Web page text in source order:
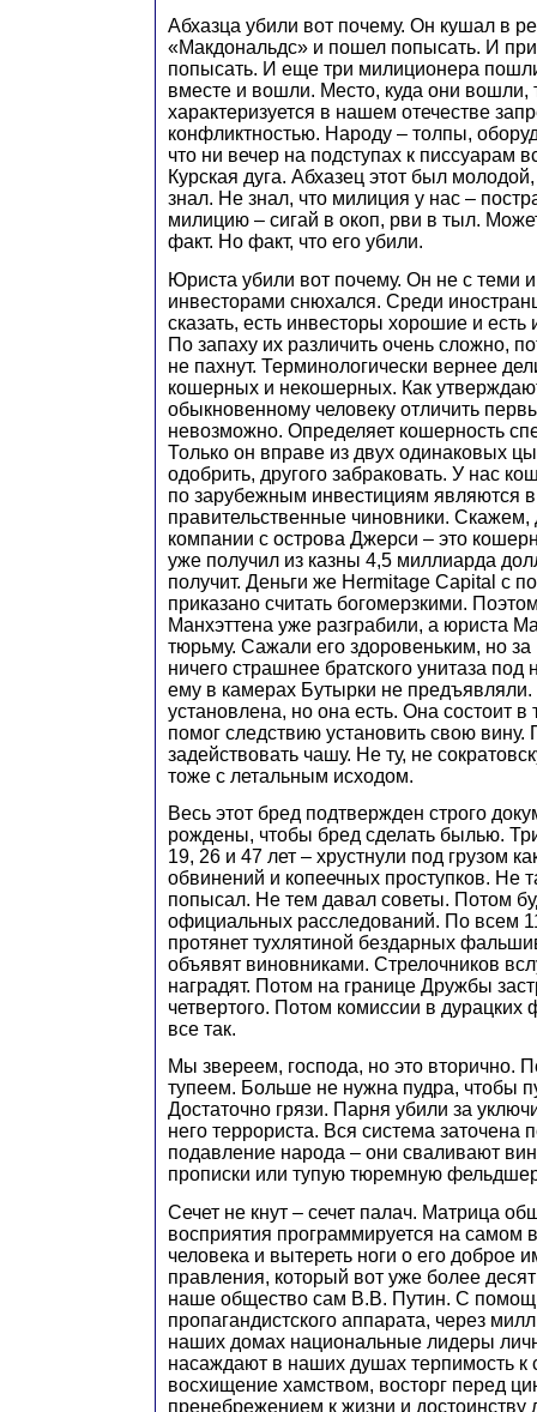
Абхазца убили вот почему. Он кушал в
«Макдональдс» и пошел попысать. И
попысать. И еще три милиционера
вместе и вошли. Место, куда они вошли,
характеризуется в нашем отечестве
конфликтностью. Народу – толпы,
что ни вечер на подступах к писсуарам
Курская дуга. Абхазец этот был
знал. Не знал, что милиция у нас –
милицию – сигай в окоп, рви в тыл.
факт. Но факт, что его убили.
Юриста убили вот почему. Он не с теми
инвесторами снюхался. Среди
сказать, есть инвесторы хорошие и
По запаху их различить очень сложно,
не пахнут. Терминологически вернее
кошерных и некошерных. Как
обыкновенному человеку отличить
невозможно. Определяет кошерность
Только он вправе из двух одинаковых
одобрить, другого забраковать. У нас
по зарубежным инвестициям являются
правительственные чиновники. Скажем,
компании с острова Джерси – это
уже получил из казны 4,5 миллиарда
получит. Деньги же Hermitage Capital с
приказано считать богомерзкими.
Манхэттена уже разграбили, а юриста
тюрьму. Сажали его здоровеньким, но за
ничего страшнее братского унитаза
ему в камерах Бутырки не
установлена, но она есть. Она состоит в
помог следствию установить свою
задействовать чашу. Не ту, не
тоже с летальным исходом.
Весь этот бред подтвержден строго
рождены, чтобы бред сделать былью.
19, 26 и 47 лет – хрустнули под грузом
обвинений и копеечных проступков. Не
попысал. Не тем давал советы. Потом
официальных расследований. По всем
протянет тухлятиной бездарных
объявят виновниками. Стрелочников
наградят. Потом на границе Дружбы
четвертого. Потом комиссии в дурацких
все так.
Мы звереем, господа, но это вторично.
тупеем. Больше не нужна пудра, чтобы
Достаточно грязи. Парня убили за
него террориста. Вся система заточена
подавление народа – они сваливают
прописки или тупую тюремную
Сечет не кнут – сечет палач. Матрица
восприятия программируется на самом
человека и вытереть ноги о его доброе
правления, который вот уже более
наше общество сам В.В. Путин. С
пропагандистского аппарата, через
наших домах национальные лидеры
насаждают в наших душах терпимость к
восхищение хамством, восторг перед
пренебрежением к жизни и достоинству